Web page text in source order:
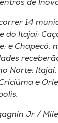
de
14
do Itajaí;
e Chapecó,
Norte; Itajaí,
e
Jr /